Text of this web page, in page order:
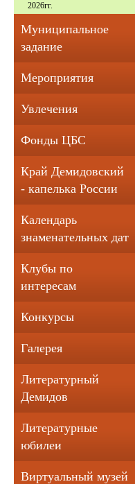
2026гг.
Муниципальное
задание
Мероприятия
Увлечения
Фонды ЦБС
Край Демидовский
- капелька России
Календарь
знаменательных дат
Клубы по
интересам
Конкурсы
Галерея
Литературный
Демидов
Литературные
юбилеи
Виртуальный музей